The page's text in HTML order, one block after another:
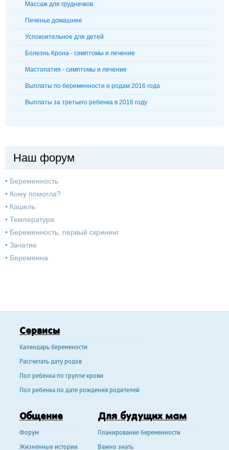
Массаж для грудничков
Печенье домашнее
Успокоительное для детей
Болезнь Крона - симптомы и лечение
Мастопатия - симптомы и лечение
Выплаты по беременности и родам 2016 года
Выплаты за третьего ребенка в 2016 году
Наш форум
• Беременность
• Кому помогла?
• Кашель
• Температура
• Беременность, первый скрининг
• Зачатие
• Беременна
Сервисы
Календарь беремености
Рассчитать дату родов
Пол ребенка по группе крови
Пол ребенка по дате рождения родителей
Общение
Форум
Жизненные истории
Для будущих мам
Планирование беременности
Важно знать